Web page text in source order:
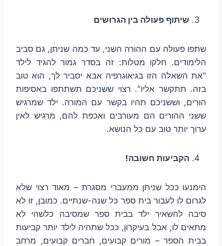
שיתוף פעולה בין הגרושים
שתפו פעולה עם ההורה השני, עד כמה שניתן, גם סביב
הלימודים. חלקו מטלות: זה בסדר גמור להגיד לילד
"את השאלה הזו בגיאוגרפיה אבא יסביר לך, הוא טוב
בזה. תתקשר אליו". רצוי ששניכם תשתתפו באסיפות
הורים, וששניכם תהיו בקשר עם המורה. ילד שמרגיש
ששני ההורים הם מעורבים ואכפת להם, מרגיש לאין
ערוך יותר טוב עם כל הנושא.
הקביעות חשובה!
הימנעו ככל שניתן ממעברי מסגרת – מאוד רצוי שלא
לגרום לו לעבור בית ספר כל שנה-שנתיים. כמובן, זו לא
סיבה להשאיר ילד בבית ספר שמסיבה כלשהי לא
מתאים לו, אבל בעיקרון, ככל שתהיה לילד יותר קביעות
בבית הספר – מורים קבועים, חברים קבועים, מרחב